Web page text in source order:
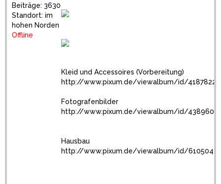
Beiträge: 3630
Standort: im
hohen Norden
Offline
Kleid und Accessoires (Vorbereitung)
http://www.pixum.de/viewalbum/id/4187822
Fotografenbilder
http://www.pixum.de/viewalbum/id/4389607
Hausbau
http://www.pixum.de/viewalbum/id/6105046